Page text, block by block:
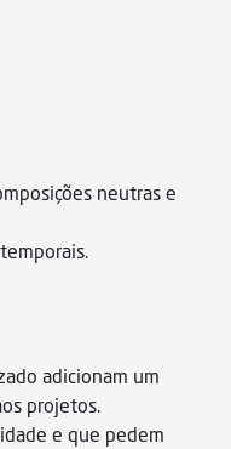
neutras e
adicionam um
projetos.
e que pedem